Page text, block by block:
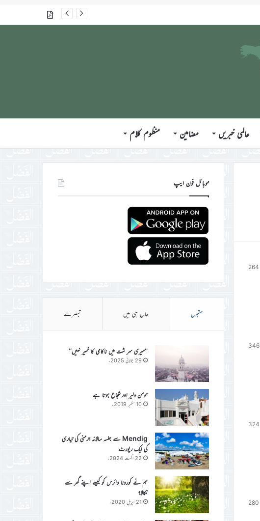
عالمی خبریں مضامین منظوم کلام
264
346
324
280
موبائل فون ایپ
مقبول حال ہی میں تبصرے
’’میری سر شت میں ناکامی کا خمیر نہیں‘‘
29 جولائی 2025ء
مومن دلیر اور شجاع ہوتا ہے
10 ستمبر 2019ء
Mendig سے جلسہ سالانہ جرمنی کی تیاری
کی ایک رپورٹ
22 اگست 2024ء
ہم نے کورونا وائرس کو کیسے اپنے گھر سے
نکالا؟
21 اپریل 2020ء